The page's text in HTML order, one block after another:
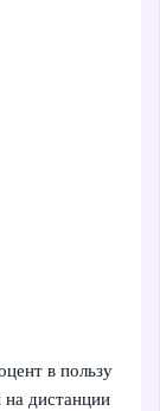
в пользу
на дистанции